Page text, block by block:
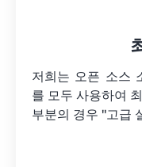
저희는 오픈 소스
를 모두 사용하여
부분의 경우 "고급